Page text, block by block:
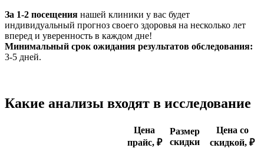
За 1-2 посещения нашей клиники у вас будет
индивидуальный прогноз своего здоровья на несколько лет
вперед и уверенность в каждом дне!
Минимальный срок ожидания результатов обследования:
3-5 дней.
Какие анализы входят в исследование
Цена
прайс, ₽
Размер
скидки
Цена со
скидкой, ₽